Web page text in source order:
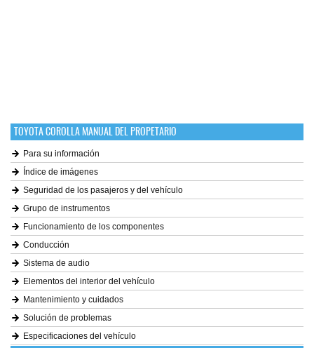
TOYOTA COROLLA MANUAL DEL PROPETARIO
Para su información
Índice de imágenes
Seguridad de los pasajeros y del vehículo
Grupo de instrumentos
Funcionamiento de los componentes
Conducción
Sistema de audio
Elementos del interior del vehículo
Mantenimiento y cuidados
Solución de problemas
Especificaciones del vehículo